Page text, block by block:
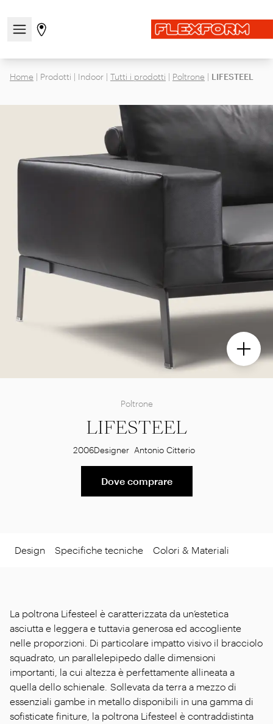
Apri/chiudi il menu di navigazione
Vai alla pagina degli stores
Home | Prodotti | Indoor | Tutti i prodotti | Poltrone | LIFESTEEL
Poltrone
LIFESTEEL
2006Designer Antonio Citterio
Dove comprare
Design Specifiche tecniche Colori & Materiali
La poltrona Lifesteel è caratterizzata da un’estetica
asciutta e leggera e tuttavia generosa ed accogliente
nelle proporzioni. Di particolare impatto visivo il bracciolo
squadrato, un parallelepipedo dalle dimensioni
importanti, la cui altezza è perfettamente allineata a
quella dello schienale. Sollevata da terra a mezzo di
essenziali gambe in metallo disponibili in una gamma di
sofisticate finiture, la poltrona Lifesteel è contraddistinta